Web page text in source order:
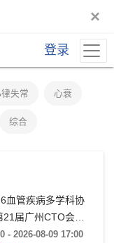
×
登录
失常 心衰
综合
血管疾病多学科协
届广州CTO会议
VMDT2026）
- 2026-08-09 17:00